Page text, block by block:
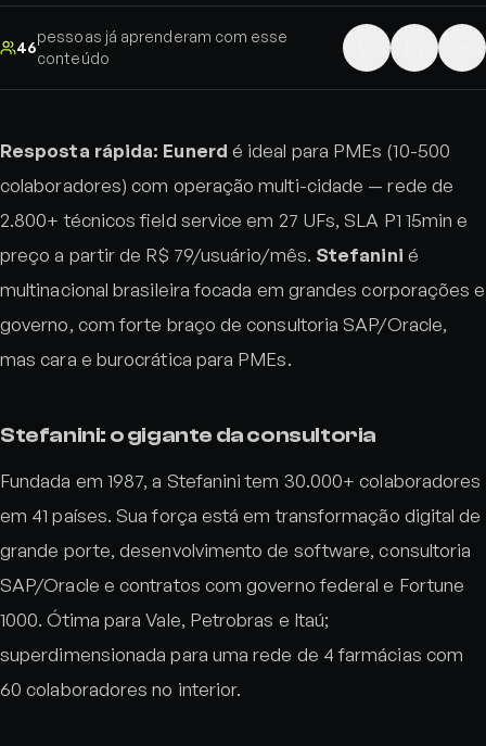
46
pessoas já aprenderam com esse
conteúdo
Resposta rápida: Eunerd é ideal para PMEs (10-500
colaboradores) com operação multi-cidade — rede de
2.800+ técnicos field service em 27 UFs, SLA P1 15min e
preço a partir de R$ 79/usuário/mês. Stefanini é
multinacional brasileira focada em grandes corporações e
governo, com forte braço de consultoria SAP/Oracle,
mas cara e burocrática para PMEs.
Stefanini: o gigante da consultoria
Fundada em 1987, a Stefanini tem 30.000+ colaboradores
em 41 países. Sua força está em transformação digital de
grande porte, desenvolvimento de software, consultoria
SAP/Oracle e contratos com governo federal e Fortune
1000. Ótima para Vale, Petrobras e Itaú;
superdimensionada para uma rede de 4 farmácias com
60 colaboradores no interior.